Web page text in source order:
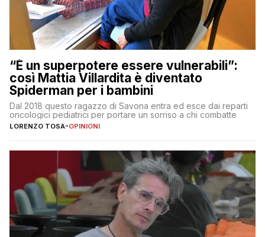
“È un superpotere essere vulnerabili”:
così Mattia Villardita è diventato
Spiderman per i bambini
Dal 2018 questo ragazzo di Savona entra ed esce dai reparti
oncologici pediatrici per portare un sorriso a chi combatte
LORENZO TOSA-OPINIONI